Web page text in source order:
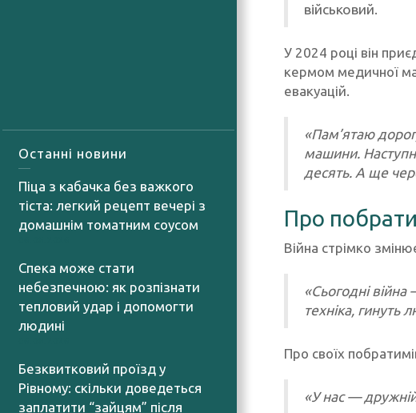
Останні новини
Піца з кабачка без важкого
тіста: легкий рецепт вечері з
домашнім томатним соусом
Спека може стати
небезпечною: як розпізнати
тепловий удар і допомогти
людині
Безквитковий проїзд у
Рівному: скільки доведеться
заплатити “зайцям” після
військовий.
У 2024 році він
кермом медичної
евакуацій.
«Пам’ятаю
машини.
десять. А ще
Про
Війна стрімко
«Сьогодні
техніка, гинуть
Про своїх
«У нас —